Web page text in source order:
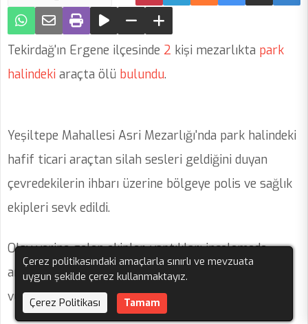
Tekirdağ'ın Ergene ilçesinde 2 kişi mezarlıkta park
halindeki araçta ölü bulundu.
Yeşiltepe Mahallesi Asri Mezarlığı'nda park halindeki
hafif ticari araçtan silah sesleri geldiğini duyan
çevredekilerin ihbarı üzerine bölgeye polis ve sağlık
ekipleri sevk edildi.
Olay yerine gelen ekipler, yaptıkları incelemede
araçtaki kuzenler Birkan İ. ve Berna İ'nin silahla
vurularak hayatını kaybettiğini belirledi.
Çerez politikasındaki amaçlarla sınırlı ve mevzuata
uygun şekilde çerez kullanmaktayız.
Çerez Politikası
Tamam